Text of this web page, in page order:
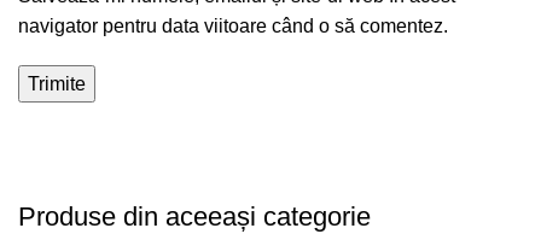
navigator pentru data viitoare când o să comentez.
Produse din aceeași categorie